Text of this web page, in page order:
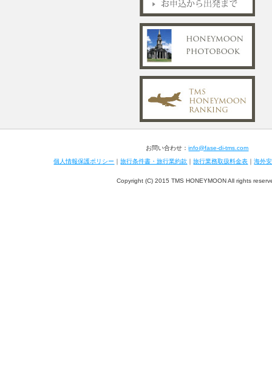
お問い合わせ：info@fase-di-tms.com
個人情報保護ポリシー ｜旅行条件書・旅行業約款 ｜旅行業務取扱料金表 ｜海外
Copyright (C) 2015 TMS HONEYMOON All rights